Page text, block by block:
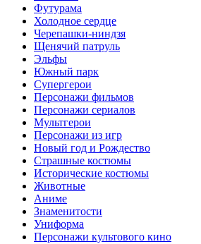
Футурама
Холодное сердце
Черепашки-ниндзя
Щенячий патруль
Эльфы
Южный парк
Супергерои
Персонажи фильмов
Персонажи сериалов
Мультгерои
Персонажи из игр
Новый год и Рождество
Страшные костюмы
Исторические костюмы
Животные
Аниме
Знаменитости
Униформа
Персонажи культового кино